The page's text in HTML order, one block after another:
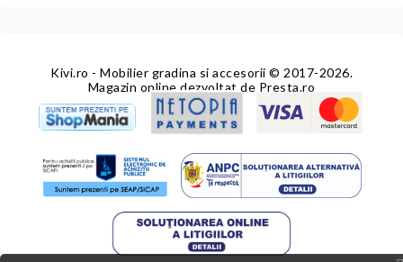
Kivi.ro - Mobilier gradina si accesorii © 2017-2026.
Magazin online dezvoltat de Presta.ro